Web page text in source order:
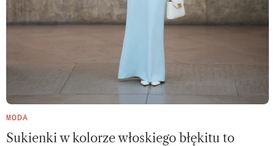
MODA
Sukienki w kolorze włoskiego błękitu to